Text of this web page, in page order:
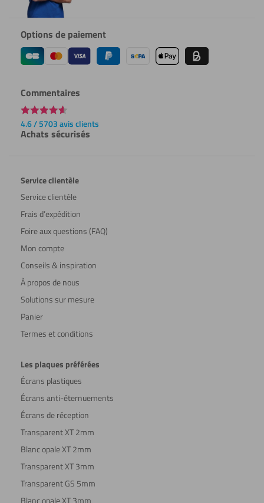
Options de paiement
Commentaires
4.6 / 5703 avis clients
Achats sécurisés
Service clientèle
Service clientèle
Frais d’expédition
Foire aux questions (FAQ)
Mon compte
Conseils & inspiration
À propos de nous
Solutions sur mesure
Panier
Termes et conditions
Les plaques préférées
Écrans plastiques
Écrans anti-éternuements
Écrans de réception
Transparent XT 2mm
Blanc opale XT 2mm
Transparent XT 3mm
Transparent GS 5mm
Blanc opale XT 3mm